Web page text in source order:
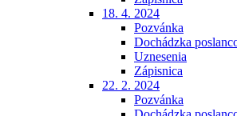
18. 4. 2024
Pozvánka
Dochádzka
Uznesenia
Zápisnica
22. 2. 2024
Pozvánka